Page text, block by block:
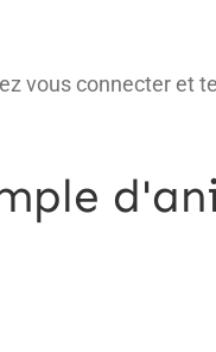
vous connecter et